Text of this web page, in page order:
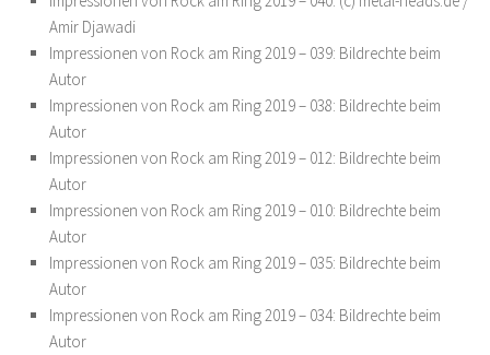
Amir Djawadi
Impressionen von Rock am Ring 2019 – 039: Bildrechte beim
Autor
Impressionen von Rock am Ring 2019 – 038: Bildrechte beim
Autor
Impressionen von Rock am Ring 2019 – 012: Bildrechte beim
Autor
Impressionen von Rock am Ring 2019 – 010: Bildrechte beim
Autor
Impressionen von Rock am Ring 2019 – 035: Bildrechte beim
Autor
Impressionen von Rock am Ring 2019 – 034: Bildrechte beim
Autor